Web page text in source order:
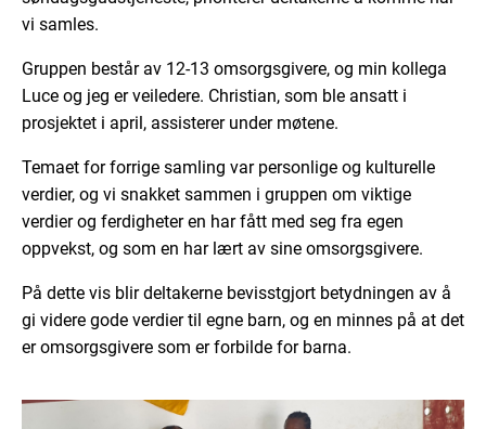
vi samles.
Gruppen består av 12-13 omsorgsgivere, og min kollega
Luce og jeg er veiledere. Christian, som ble ansatt i
prosjektet i april, assisterer under møtene.
Temaet for forrige samling var personlige og kulturelle
verdier, og vi snakket sammen i gruppen om viktige
verdier og ferdigheter en har fått med seg fra egen
oppvekst, og som en har lært av sine omsorgsgivere.
På dette vis blir deltakerne bevisstgjort betydningen av å
gi videre gode verdier til egne barn, og en minnes på at det
er omsorgsgivere som er forbilde for barna.